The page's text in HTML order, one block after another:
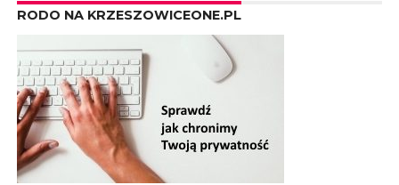
RODO NA KRZESZOWICEONE.PL